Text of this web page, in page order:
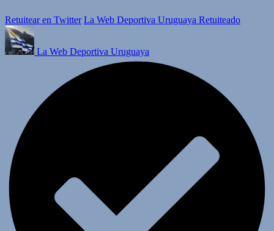
Retuitear en Twitter La Web Deportiva Uruguaya Retuiteado
La Web Deportiva Uruguaya